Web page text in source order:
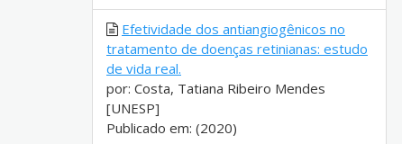
Efetividade dos antiangiogênicos no
tratamento de doenças retinianas: estudo
de vida real.
por: Costa, Tatiana Ribeiro Mendes
[UNESP]
Publicado em: (2020)